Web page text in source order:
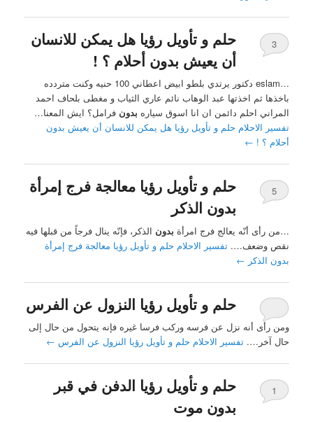
حلم و تأويل رؤيا هل يمكن للانسان
أن يعيش بدون أحلام ؟ !
3
…eslam دكتور يرتدي بلطو ابيض اعطاني 100 حنيه وكنت متردده
باخذها ثم اخذتها عبد الوهاب نائم عاري الثياب و مغطى بلحاف احمد
المراني احلم دائمن ان انا اسوق سياره بدون فرامل؟ ايش المعنا…
تفسير الاحلام حلم و تأويل رؤيا هل يمكن للانسان أن يعيش بدون
أحلام ؟ ! ←
حلم و تأويل رؤيا معالجة فرج إمرأة
بدون الذكر
5
…من رأى أنّه يعالج فرج امرأة بدون الذكر، فإنّه ينال فرجاً من قبلها فيه
نقص وضعف….تفسير الاحلام حلم و تأويل رؤيا معالجة فرج إمرأة
بدون الذكر ←
حلم و تأويل رؤيا النزول عن الفرس
ومن رأى أنه نزل عن فرسه وركب فرسا غيره فإنه يتحول من حال إلى
حال آخر….تفسير الاحلام حلم و تأويل رؤيا النزول عن الفرس ←
حلم و تأويل رؤيا الدفن في قبر
بدون موت
1